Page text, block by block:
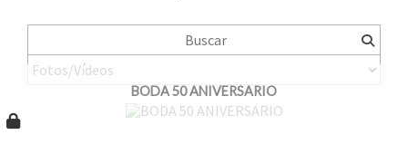
BODA 50 ANIVERSARIO